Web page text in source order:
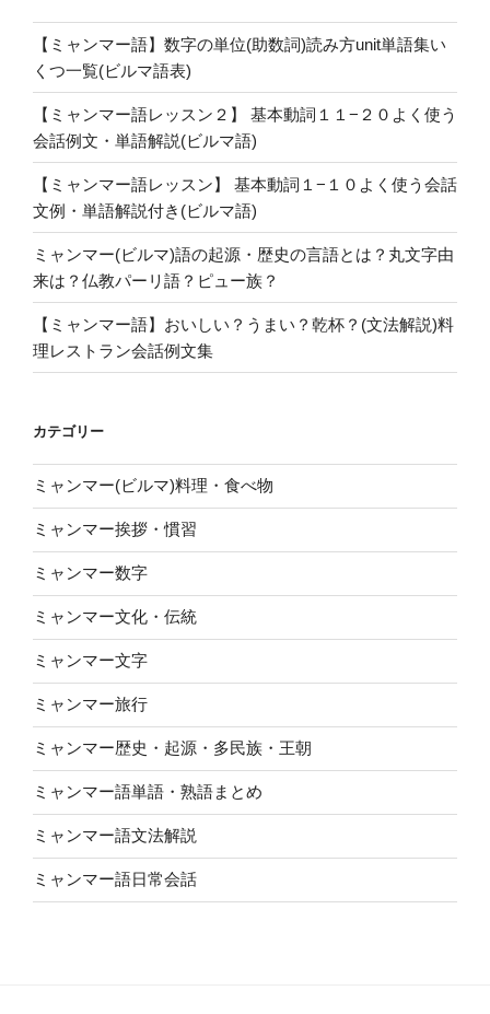
【ミャンマー語】数字の単位(助数詞)読み方unit単語集い
くつ一覧(ビルマ語表)
【ミャンマー語レッスン２】 基本動詞１１−２０よく使う
会話例文・単語解説(ビルマ語)
【ミャンマー語レッスン】 基本動詞１−１０よく使う会話
文例・単語解説付き(ビルマ語)
ミャンマー(ビルマ)語の起源・歴史の言語とは？丸文字由
来は？仏教パーリ語？ピュー族？
【ミャンマー語】おいしい？うまい？乾杯？(文法解説)料
理レストラン会話例文集
カテゴリー
ミャンマー(ビルマ)料理・食べ物
ミャンマー挨拶・慣習
ミャンマー数字
ミャンマー文化・伝統
ミャンマー文字
ミャンマー旅行
ミャンマー歴史・起源・多民族・王朝
ミャンマー語単語・熟語まとめ
ミャンマー語文法解説
ミャンマー語日常会話